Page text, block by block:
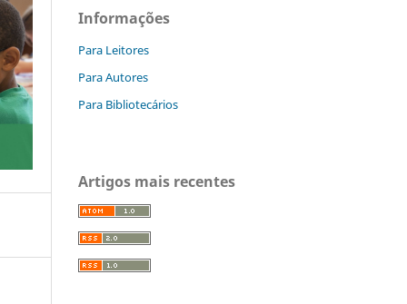
Informações
Para Leitores
Para Autores
Para Bibliotecários
Artigos mais recentes